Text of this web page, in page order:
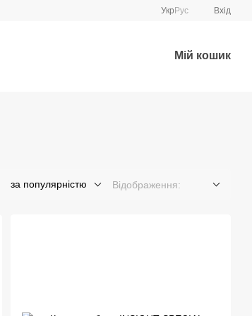
Укр Рус Вхід
Мій кошик
за популярністю Відображення: